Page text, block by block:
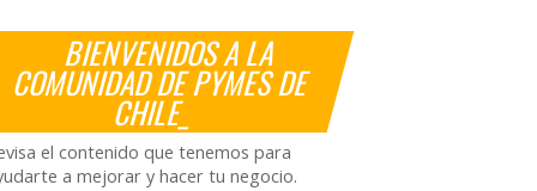
BIENVENIDOS A LA
COMUNIDAD DE PYMES DE
CHILE_
el contenido que tenemos para
a mejorar y hacer tu negocio.